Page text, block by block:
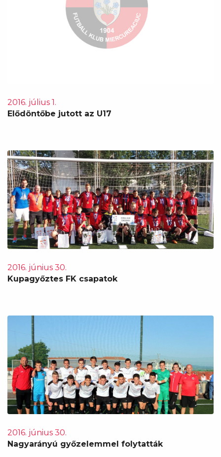
2016. július 1.
Elődöntőbe jutott az U17
2016. június 30.
Kupagyőztes FK csapatok
2016. június 30.
Nagyarányú győzelemmel folytatták